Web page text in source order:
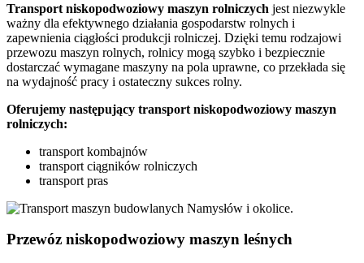
Transport niskopodwoziowy maszyn rolniczych jest niezwykle
ważny dla efektywnego działania gospodarstw rolnych i
zapewnienia ciągłości produkcji rolniczej. Dzięki temu rodzajowi
przewozu maszyn rolnych, rolnicy mogą szybko i bezpiecznie
dostarczać wymagane maszyny na pola uprawne, co przekłada się
na wydajność pracy i ostateczny sukces rolny.
Oferujemy następujący transport niskopodwoziowy maszyn
rolniczych:
transport kombajnów
transport ciągników rolniczych
transport pras
Przewóz niskopodwoziowy maszyn leśnych